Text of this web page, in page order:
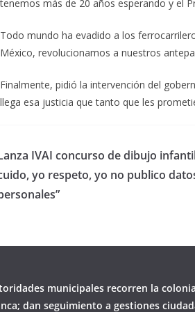
tenemos más de 20 años esperando y el
Todo mundo ha evadido a los
México, revolucionamos a nuestros
Finalmente, pidió la intervención del
llega esa justicia que tanto que les
IVAI concurso de dibujo
yo respeto, yo no publico
municipales recorren la
dan seguimiento a gestiones